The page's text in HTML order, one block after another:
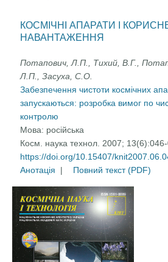
КОСМІЧНІ АПАРАТИ І
НАВАНТАЖЕННЯ
Потапович, Л.П., Тихий, В.Г.,
Л.П., Засуха, С.О.
Забезпечення чистоти космічних
запускаються: розробка вимог по
контролю
Мова: російська
Косм. наука технол. 2007;
https://doi.org/10.15407/
Анотація
| Повний текст (PDF)